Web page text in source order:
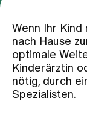
Events
Wenn Ihr
nach Hause
optimale
Kinderärztin
nötig, durch
Spezialisten.